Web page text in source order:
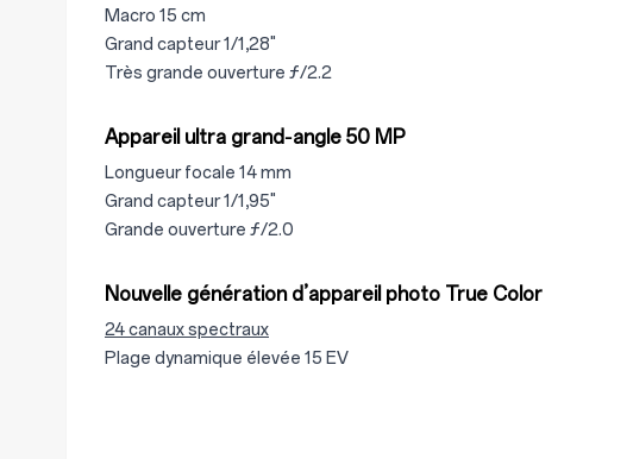
Macro 15 cm
Grand capteur 1/1,28"
Très grande ouverture ƒ/2.2
Appareil ultra grand‑angle 50 MP
Longueur focale 14 mm
Grand capteur 1/1,95"
Grande ouverture ƒ/2.0
Nouvelle génération d’appareil photo True Color
24 canaux spectraux
Plage dynamique élevée 15 EV